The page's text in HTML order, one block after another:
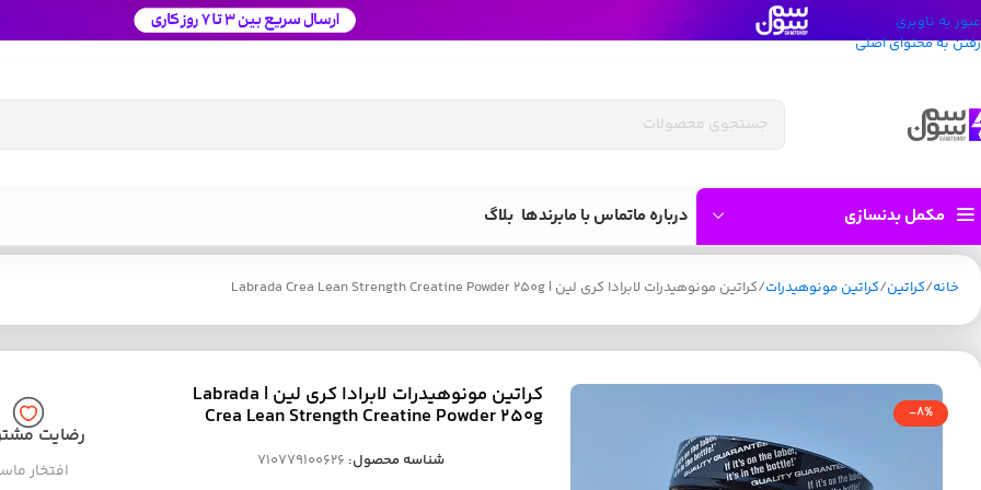
عبور به ناوبری
رفتن به محتوای اصلی
مکمل بدنسازی درباره ماتماس با مابرندها بلاگ
خانه کراتین کراتین مونوهیدرات کراتین مونوهیدرات لابرادا کری لین | Labrada Crea Lean Strength Creatine Powder 250g
-8%
کراتین مونوهیدرات لابرادا کری لین | Labrada
Crea Lean Strength Creatine Powder 250g
شناسه محصول: 710779100626
رضایت
افتخار